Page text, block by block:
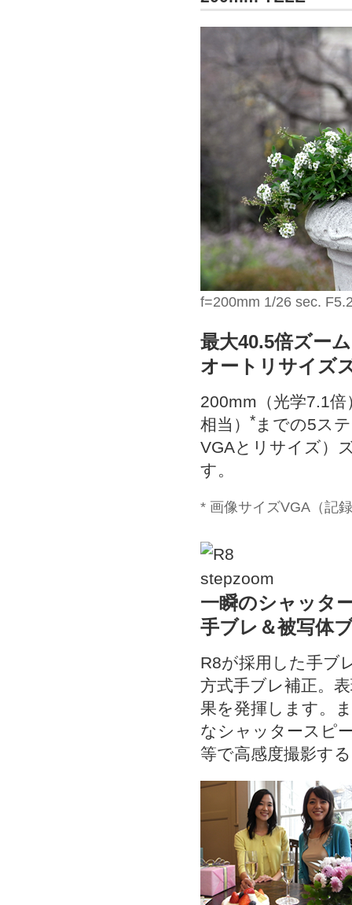
f=200mm 1/26 sec.
最大40.5倍ズー
オートリサイズ
200mm（光学7.1
相当） *までの5ス
VGAとリサイズ）
す。
* 画像サイズVGA（記
一瞬のシャッタ
手ブレ＆被写体
R8が採用した手ブ
方式手ブレ補正。
果を発揮します。
なシャッタースピ
等で高感度撮影す